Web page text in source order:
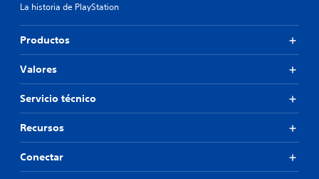
La historia de PlayStation
Productos
Valores
Servicio técnico
Recursos
Conectar